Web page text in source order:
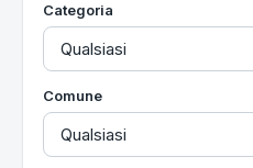
Utilità
Categoria
Comune